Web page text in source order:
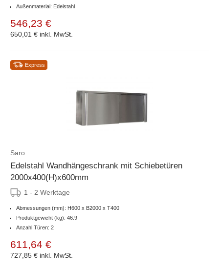
Außenmaterial: Edelstahl
546,23 €
650,01 € inkl. MwSt.
Express
Saro
Edelstahl Wandhängeschrank mit Schiebetüren
2000x400(H)x600mm
1 - 2 Werktage
Abmessungen (mm): H600 x B2000 x T400
Produktgewicht (kg): 46.9
Anzahl Türen: 2
611,64 €
727,85 € inkl. MwSt.